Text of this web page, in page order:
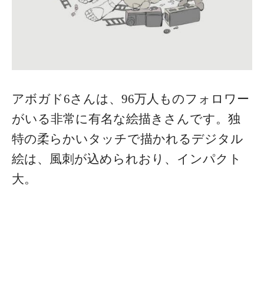
アボガド6さんは、96万人ものフォロワー
がいる非常に有名な絵描きさんです。独
特の柔らかいタッチで描かれるデジタル
絵は、風刺が込められおり、インパクト
大。